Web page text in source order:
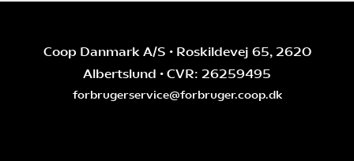
Coop Danmark A/S • Roskildevej 65, 2620
Albertslund • CVR: 26259495
forbrugerservice@forbruger.coop.dk